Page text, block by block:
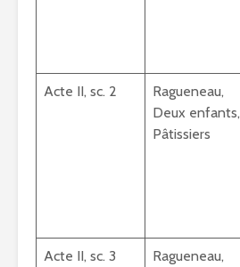
Acte II, sc. 2
Ragueneau,
Deux enfants,
Pâtissiers
Acte II, sc. 3
Ragueneau,